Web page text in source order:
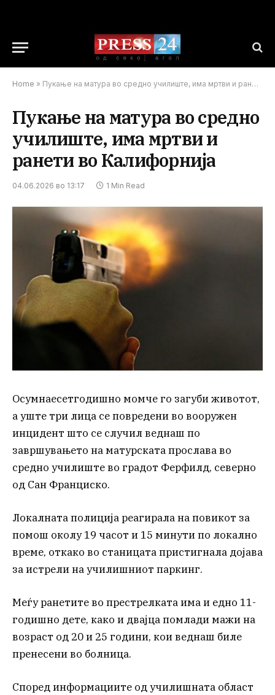
Home » Пукање на матура во средно училиште, има мртви и ранети во Калифорнија
Пукање на матура во средно
училиште, има мртви и
ранети во Калифорнија
04.06.2026 во 13:17 1 Min Read
Осумнаесетгодишно момче го загуби животот,
а уште три лица се повредени во вооружен
инцидент што се случил веднаш по
завршувањето на матурската прослава во
средно училиште во градот Ферфилд, северно
од Сан Франциско.
Локалната полиција реагирала на повикот за
помош околу 19 часот и 15 минути по локално
време, откако во станицата пристигнала дојава
за истрели на училишниот паркинг.
Меѓу ранетите во престрелката има и едно 11-
годишно дете, како и двајца помлади мажи на
возраст од 20 и 25 години, кои веднаш биле
пренесени во болница.
Според информациите од училишната област